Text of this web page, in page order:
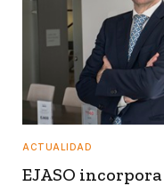
ACTUALIDAD
EJASO